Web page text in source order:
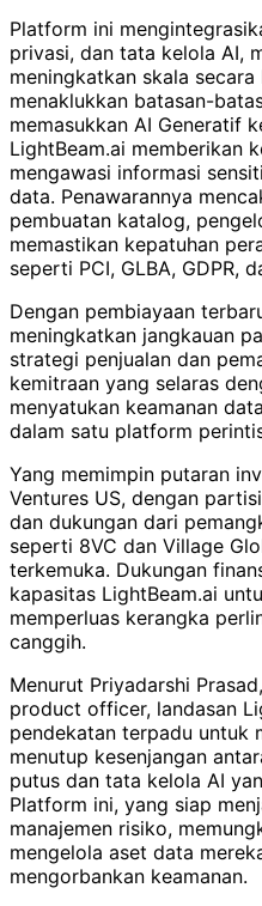
Platform ini
privasi, dan tata kelola AI,
meningkatkan skala
menaklukkan batasan-
memasukkan AI Generatif
LightBeam.ai memberikan
mengawasi informasi
data. Penawarannya
pembuatan katalog,
memastikan kepatuhan
seperti PCI, GLBA, GDPR,
Dengan pembiayaan
meningkatkan jangkauan
strategi penjualan dan
kemitraan yang selaras
menyatukan keamanan
dalam satu platform
Yang memimpin putaran
Ventures US, dengan
dan dukungan dari
seperti 8VC dan Village
terkemuka. Dukungan
kapasitas LightBeam.ai
memperluas kerangka
canggih.
Menurut Priyadarshi
product officer, landasan
pendekatan terpadu untuk
menutup kesenjangan
putus dan tata kelola AI
Platform ini, yang siap
manajemen risiko,
mengelola aset data
mengorbankan keamanan.